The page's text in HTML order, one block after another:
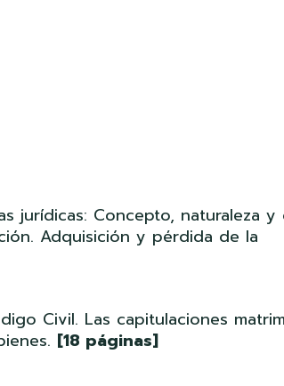
jurídicas: Concepto, naturaleza y
Adquisición y pérdida de la
Civil. Las capitulaciones
[18 páginas]